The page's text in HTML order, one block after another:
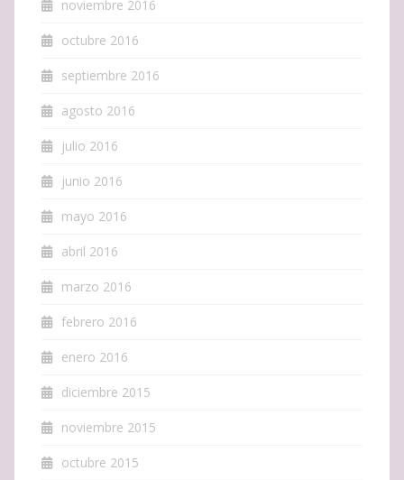
noviembre 2016
octubre 2016
septiembre 2016
agosto 2016
julio 2016
junio 2016
mayo 2016
abril 2016
marzo 2016
febrero 2016
enero 2016
diciembre 2015
noviembre 2015
octubre 2015